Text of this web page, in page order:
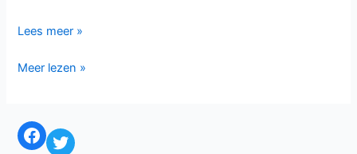
Negen
om
te
kijken
Lees meer »
Negen
naar
uit
Meer lezen »
Facebook Twitter